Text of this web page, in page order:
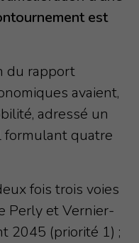
est
du rapport
avaient,
adressé un
formulant quatre
fois trois voies
Perly et Vernier-
2045 (priorité 1) ;